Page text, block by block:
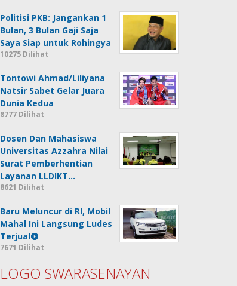
Politisi PKB: Jangankan 1
Bulan, 3 Bulan Gaji Saja
Saya Siap untuk Rohingya
10275 Dilihat
Tontowi Ahmad/Liliyana
Natsir Sabet Gelar Juara
Dunia Kedua
8777 Dilihat
Dosen Dan Mahasiswa
Universitas Azzahra Nilai
Surat Pemberhentian
Layanan LLDIKT…
8621 Dilihat
Baru Meluncur di RI, Mobil
Mahal Ini Langsung Ludes
Terjual
7671 Dilihat
LOGO SWARASENAYAN